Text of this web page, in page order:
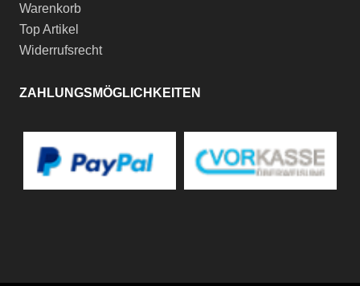
Warenkorb
Top Artikel
Widerrufsrecht
ZAHLUNGSMÖGLICHKEITEN